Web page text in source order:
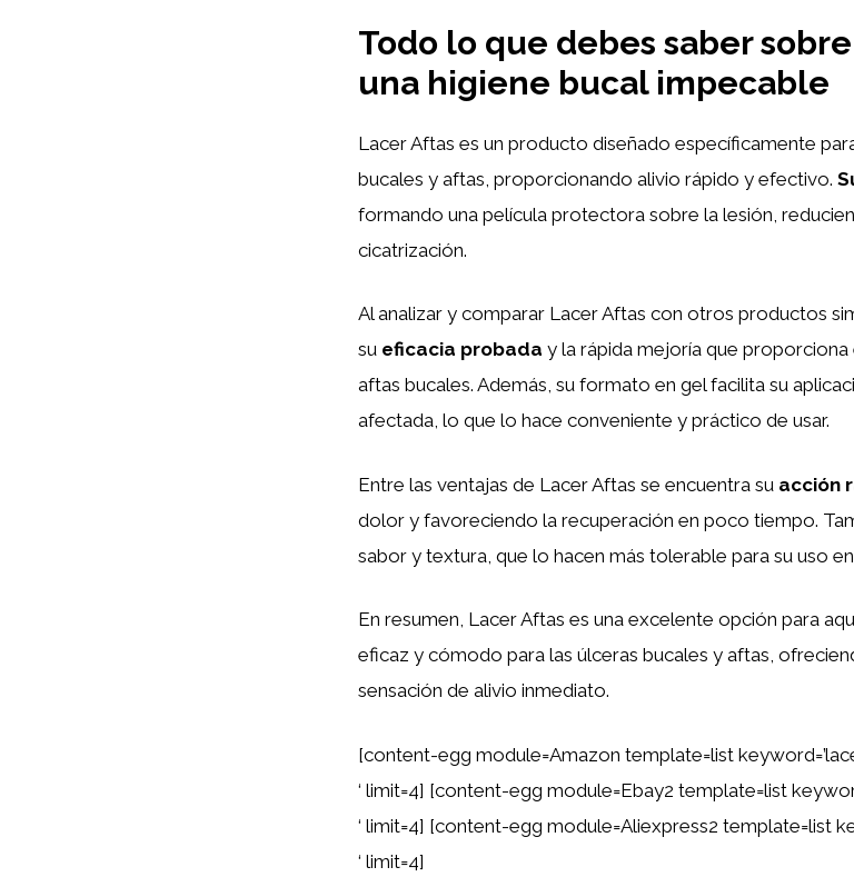
Todo lo que debes saber
una higiene bucal impecable
Lacer Aftas es un producto diseñado específicamente
bucales y aftas, proporcionando alivio rápido y efectivo.
formando una película protectora sobre la lesión,
cicatrización.
Al analizar y comparar Lacer Aftas con otros productos
su eficacia probada y la rápida mejoría que proporciona
aftas bucales. Además, su formato en gel facilita su
afectada, lo que lo hace conveniente y práctico de usar.
Entre las ventajas de Lacer Aftas se encuentra su acción
dolor y favoreciendo la recuperación en poco tiempo.
sabor y textura, que lo hacen más tolerable para su uso
En resumen, Lacer Aftas es una excelente opción para
eficaz y cómodo para las úlceras bucales y aftas,
sensación de alivio inmediato.
[content-egg module=Amazon template=list
‘ limit=4] [content-egg module=Ebay2 template=list
‘ limit=4] [content-egg module=Aliexpress2 template=list
‘ limit=4]